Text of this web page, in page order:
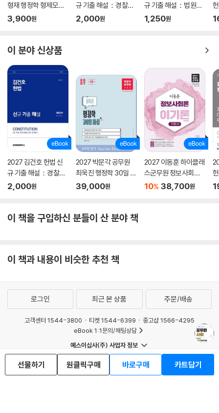
형재 행정학 형제모의
고사
3,900원
규 기출 해설：경찰간
부
2,000원
규 기출 해설：법원직
9급
1,250원
이 분야 신상품
2027 김건호 헌법 신
규 기출 해설：경찰간
부
2,000원
2027 박문각 공무원
최욱진 행정학 30일 완
성 기본서
39,000원
2027 이동훈 하이클래
스군무원 정보사회론
이기론 기본서
10% 38,700원
이 책을 구입하신 분들이 산 분야 책
이 책과 내용이 비슷한 추천 책
선물하기 원클릭구매 바로구매 카트담기
로그인 최근 본 상품 주문/배송
고객센터 1544-3800 티켓 1544-6399
중고샵 1566-4295
eBook 1:1문의/채팅상담
예스이십사(주) 사업자 정보
PC버전
회사소개
거래처관계자께